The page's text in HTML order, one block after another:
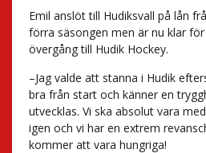
Emil anslöt till Hudiksvall på lån
förra säsongen men är nu klar
övergång till Hudik Hockey.
–Jag valde att stanna i Hudik
bra från start och känner en
utvecklas. Vi ska absolut vara
igen och vi har en extrem
kommer att vara hungriga!